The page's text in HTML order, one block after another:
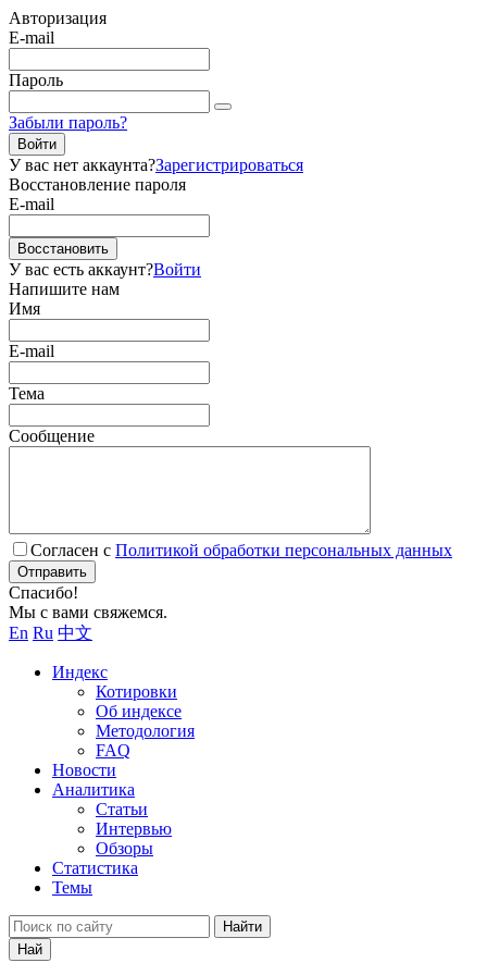
Авторизация
E-mail
Пароль
Забыли пароль?
Войти
У вас нет аккаунта?Зарегистрироваться
Восстановление пароля
E-mail
Восстановить
У вас есть аккаунт?Войти
Напишите нам
Имя
E-mail
Тема
Сообщение
Согласен с Политикой обработки персональных данных
Отправить
Спасибо!
Мы с вами свяжемся.
En Ru 中文
Индекс
Котировки
Об индексе
Методология
FAQ
Новости
Аналитика
Статьи
Интервью
Обзоры
Статистика
Темы
Найти
Най